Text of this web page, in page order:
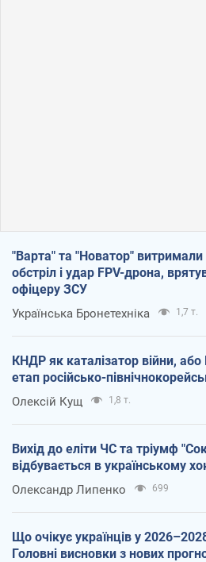
"Варта" та "Новатор"
обстріл і удар FPV-дрона,
офіцеру ЗСУ
Українська Бронетехніка 1,7 т.
КНДР як каталізатор війни,
етап російсько-
Олексій Кущ 1,8 т.
Вихід до еліти ЧС та тріумф
відбувається в українському
Олександр Липенко 699
Що очікує українців у
Головні висновки з нових